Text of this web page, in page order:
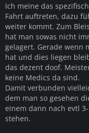
Ich meine das
Fahrt auftreten, dazu
weiter kommt. Zum
hat man sowas nicht
gelagert. Gerade wenn
hat und dies liegen
das dezent doof.
keine Medics da sind.
Damit verbunden
dem man so gesehen
einem dann nach evtl
stehen.